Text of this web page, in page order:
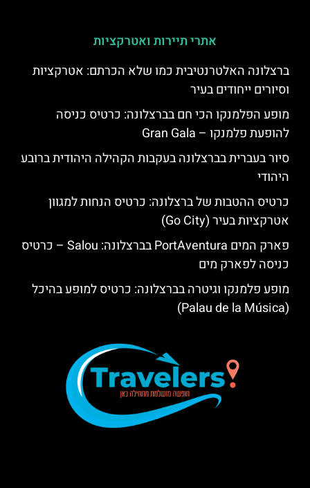
אתרי תיירות ואטרקציות
ברצלונה האלטרנטיבית כמו שלא הכרתם: אטרקציות
וסיורים ייחודים בעיר
מופע הפלמנקו הכי חם בברצלונה: כרטיס כניסה
להופעת פלמנקו – Gran Gala
סיור בעברית בברצלונה בעקבות הקהילה היהודית ברובע
היהודי
כרטיס ההטבות של ברצלונה: כרטיס הנחות למגוון
אטרקציות בעיר (Go City)
פארק המים PortAventura בברצלונה: Salou – כרטיס
כניסה לפארק מים
מופע פלמנקו וגיטרה בברצלונה: כרטיס למופע בהיכל
(Palau de la Música)